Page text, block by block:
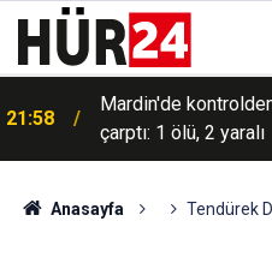
21:58
Mardin'de
çarptı: 1 ölü, 2 yaralı
Anasayfa Tendürek